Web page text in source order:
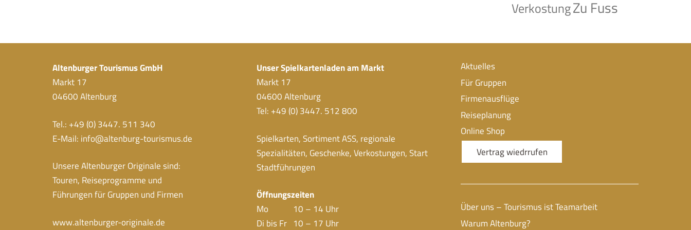
VerkostungZu Fuss
Altenburger Tourismus GmbH
Markt 17
04600 Altenburg
Tel.: +49 (0) 3447. 511 340
E-Mail: info@altenburg-tourismus.de
Unsere Altenburger Originale sind:
Touren, Reiseprogramme und
Führungen für Gruppen und Firmen
www.altenburger-originale.de
Unser Spielkartenladen am Markt
Markt 17
04600 Altenburg
Tel: +49 (0) 3447. 512 800
Spielkarten, Sortiment ASS, regionale
Spezialitäten, Geschenke, Verkostungen, Start
Stadtführungen
Öffnungszeiten
Mo 10 – 14 Uhr
Di bis Fr 10 – 17 Uhr
Aktuelles
Für Gruppen
Firmenausflüge
Reiseplanung
Online Shop
Vertrag wiedrrufen
Über uns – Tourismus ist Teamarbeit
Warum Altenburg?